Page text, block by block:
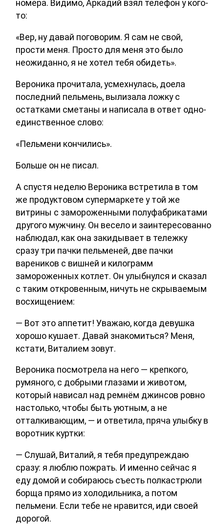
номера. Видимо, Аркадий взял телефон у кого-
то:
«Вер, ну давай поговорим. Я сам не свой,
прости меня. Просто для меня это было
неожиданно, я не хотел тебя обидеть».
Вероника прочитала, усмехнулась, доела
последний пельмень, вылизала ложку с
остатками сметаны и написала в ответ одно-
единственное слово:
«Пельмени кончились».
Больше он не писал.
А спустя неделю Вероника встретила в том
же продуктовом супермаркете у той же
витрины с замороженными полуфабрикатами
другого мужчину. Он весело и заинтересованно
наблюдал, как она закидывает в тележку
сразу три пачки пельменей, две пачки
вареников с вишней и килограмм
замороженных котлет. Он улыбнулся и сказал
с таким откровенным, ничуть не скрываемым
восхищением:
— Вот это аппетит! Уважаю, когда девушка
хорошо кушает. Давай знакомиться? Меня,
кстати, Виталием зовут.
Вероника посмотрела на него — крепкого,
румяного, с добрыми глазами и животом,
который нависал над ремнём джинсов ровно
настолько, чтобы быть уютным, а не
отталкивающим, — и ответила, пряча улыбку в
воротник куртки:
— Слушай, Виталий, я тебя предупреждаю
сразу: я люблю пожрать. И именно сейчас я
еду домой и собираюсь съесть полкастрюли
борща прямо из холодильника, а потом
пельмени. Если тебе не нравится, иди своей
дорогой.